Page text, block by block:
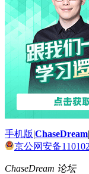
手机版|ChaseDream|
京公网安备
ChaseDream 论坛